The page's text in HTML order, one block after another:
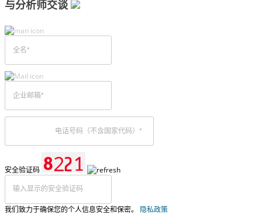
与分析师交谈
安全验证码
我们致力于确保您的个人信息安全和保密。 隐私政策